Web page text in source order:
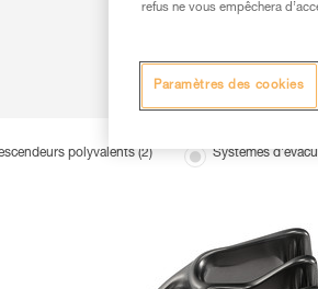
polyvalents (2) Systèmes
refus ne vous empêchera
Paramètres des cookies